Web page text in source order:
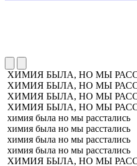
ХИМИЯ БЫЛА, НО МЫ
ХИМИЯ БЫЛА, НО МЫ
ХИМИЯ БЫЛА, НО МЫ
ХИМИЯ БЫЛА, НО МЫ
химия была но мы расстались
химия была но мы расстались
химия была но мы расстались
химия была но мы расстались
ХИМИЯ БЫЛА, НО МЫ